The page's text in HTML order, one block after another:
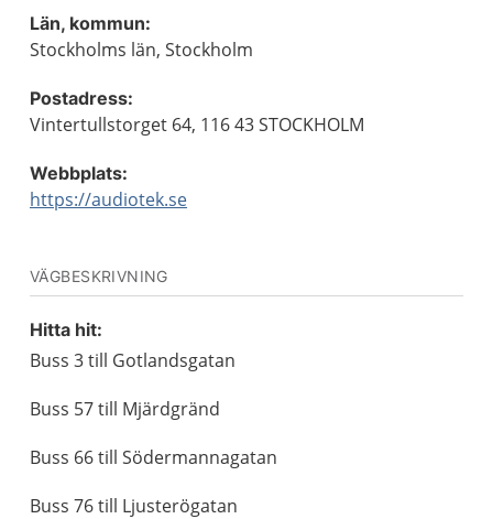
Län, kommun:
Stockholms län, Stockholm
Postadress:
Vintertullstorget 64, 116 43 STOCKHOLM
Webbplats:
https://audiotek.se
VÄGBESKRIVNING
Hitta hit:
Buss 3 till Gotlandsgatan
Buss 57 till Mjärdgränd
Buss 66 till Södermannagatan
Buss 76 till Ljusterögatan